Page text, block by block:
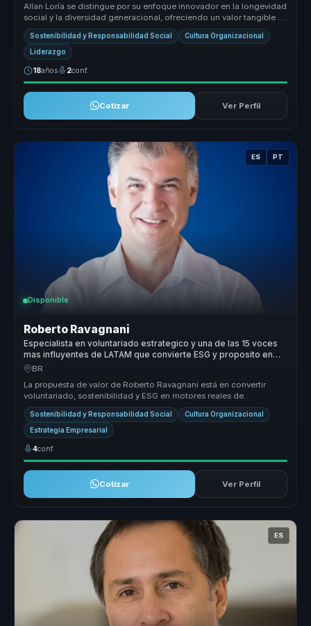
Allan Loría se distingue por su enfoque innovador en la longevidad
social y la diversidad generacional, ofreciendo un valor tangible y
me...
Sostenibilidad y Responsabilidad Social Cultura Organizacional
Liderazgo
18años 2conf.
Cotizar Ver Perfil
ES PT
Disponible
Roberto Ravagnani
Especialista en voluntariado estrategico y una de las 15 voces
mas influyentes de LATAM que convierte ESG y proposito en
crecimiento para empresas.
BR
La propuesta de valor de Roberto Ravagnani está en convertir
voluntariado, sostenibilidad y ESG en motores reales de
transformación organ...
Sostenibilidad y Responsabilidad Social Cultura Organizacional
Estrategia Empresarial
4conf.
Cotizar Ver Perfil
ES